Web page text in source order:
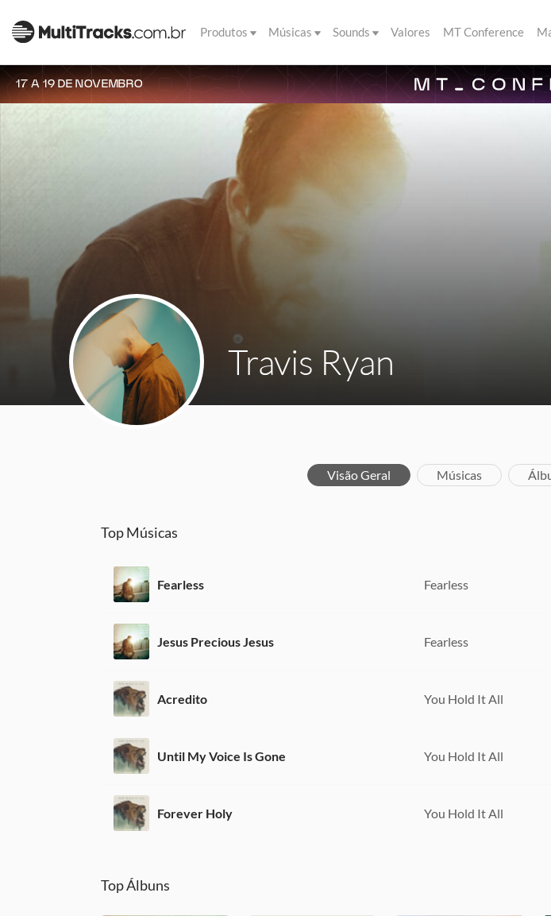
Produtos Músicas Sounds Valores MT Conference
17 A 19 DE NOVEMBRO
Travis Ryan
Visão Geral Músicas
Top Músicas
Fearless Fearless
Jesus Precious Jesus Fearless
Acredito You Hold It All
Until My Voice Is Gone You Hold It All
Forever Holy You Hold It All
Top Álbuns